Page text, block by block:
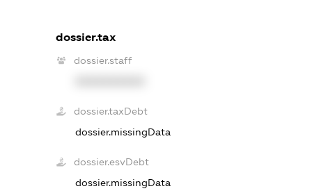
dossier.tax
dossier.staff
dossier.taxDebt
dossier.missingData
dossier.esvDebt
dossier.missingData